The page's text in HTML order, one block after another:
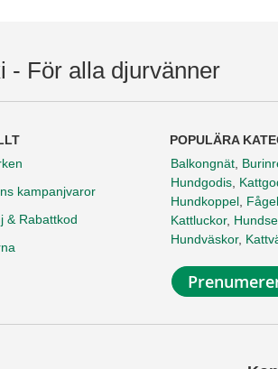
- För alla djurvänner
kampanjvaror
& Rabattkod
POPULÄRA
Balkongnät
Hundgodis
Hundkoppel
Kattluckor,
Hundväskor,